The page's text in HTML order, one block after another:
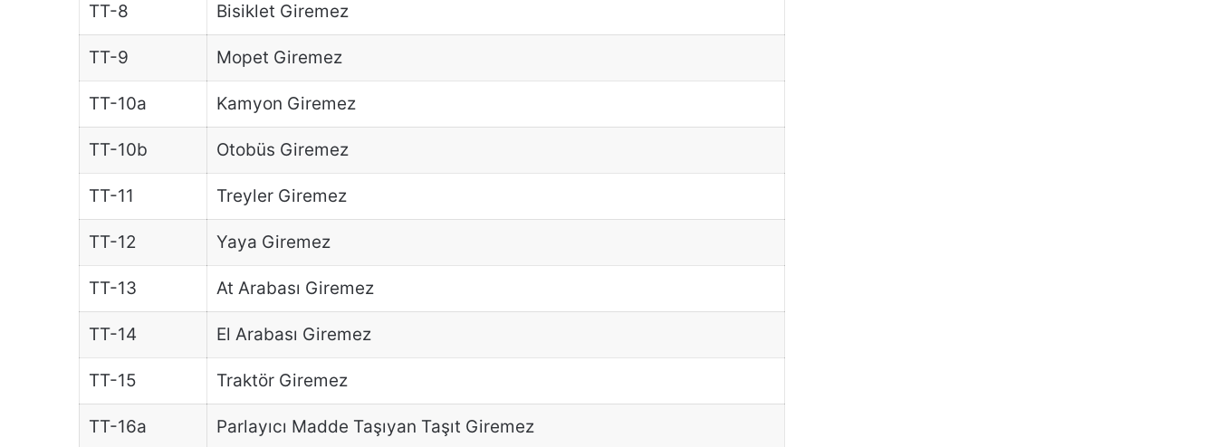
TT-8 Bisiklet Giremez
TT-9 Mopet Giremez
TT-10a Kamyon Giremez
TT-10b Otobüs Giremez
TT-11 Treyler Giremez
TT-12 Yaya Giremez
TT-13 At Arabası Giremez
TT-14 El Arabası Giremez
TT-15 Traktör Giremez
TT-16a Parlayıcı Madde Taşıyan Taşıt Giremez